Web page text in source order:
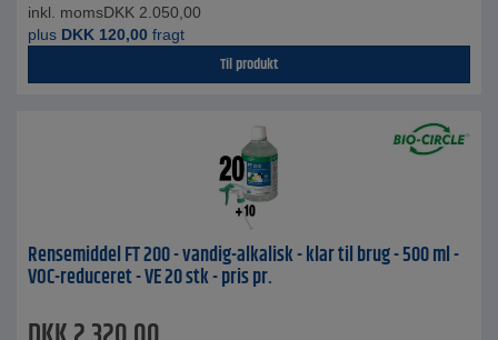
inkl. momsDKK 2.050,00
plus DKK 120,00 fragt
Til produkt
Rensemiddel FT 200 - vandig-alkalisk - klar til brug - 500 ml -
VOC-reduceret - VE 20 stk - pris pr.